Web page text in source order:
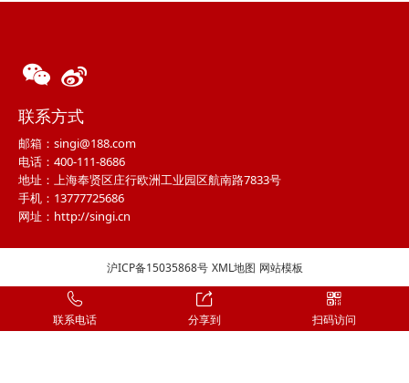
联系方式
邮箱：singi@188.com
电话：400-111-8686
地址：上海奉贤区庄行欧洲工业园区航南路7833号
手机：13777725686
网址：http://singi.cn
沪ICP备15035868号 XML地图 网站模板
联系电话 分享到 扫码访问